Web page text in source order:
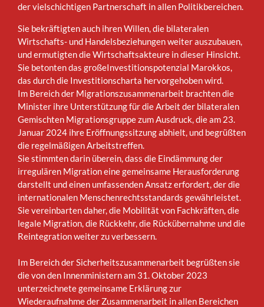
der vielschichtigen Partnerschaft in allen Politikbereichen.
Sie bekräftigten auch ihren Willen, die bilateralen
Wirtschafts- und Handelsbeziehungen weiter auszubauen,
und ermutigten die Wirtschaftsakteure in dieser Hinsicht.
Sie betonten das großeInvestitionspotenzial Marokkos,
das durch die Investitionscharta hervorgehoben wird.
Im Bereich der Migrationszusammenarbeit brachten die
Minister ihre Unterstützung für die Arbeit der bilateralen
Gemischten Migrationsgruppe zum Ausdruck, die am 23.
Januar 2024 ihre Eröffnungssitzung abhielt, und begrüßten
die regelmäßigen Arbeitstreffen.
Sie stimmten darin überein, dass die Eindämmung der
irregulären Migration eine gemeinsame Herausforderung
darstellt und einen umfassenden Ansatz erfordert, der die
internationalen Menschenrechtsstandards gewährleistet.
Sie vereinbarten daher, die Mobilität von Fachkräften, die
legale Migration, die Rückkehr, die Rückübernahme und die
Reintegration weiter zu verbessern.
Im Bereich der Sicherheitszusammenarbeit begrüßten sie
die von den Innenministern am 31. Oktober 2023
unterzeichnete gemeinsame Erklärung zur
Wiederaufnahme der Zusammenarbeit in allen Bereichen